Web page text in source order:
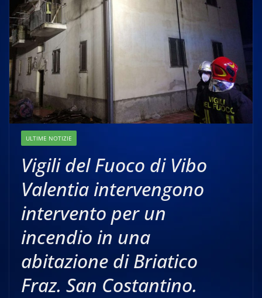
ULTIME NOTIZIE
Vigili del Fuoco di Vibo
Valentia intervengono
intervento per un
incendio in una
abitazione di Briatico
Fraz. San Costantino.